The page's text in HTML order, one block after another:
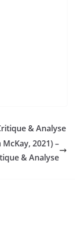
& Analyse
2021) –
& Analyse